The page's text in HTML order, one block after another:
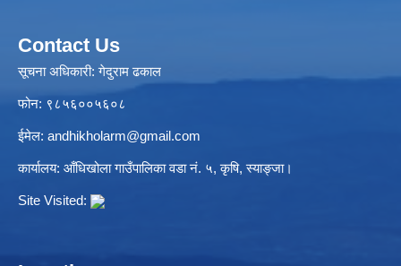
Contact Us
सूचना अधिकारी: गेदुराम ढकाल
फोन: ९८५६००५६०८
ईमेल: andhikholarm@gmail.com
कार्यालय: आँधिखोला गाउँपालिका वडा नं. ५, कृषि, स्याङ्जा।
Site Visited: